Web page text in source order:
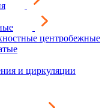
центробежные
и циркуляции